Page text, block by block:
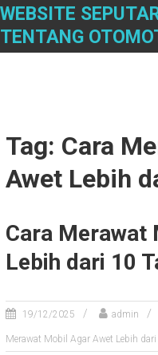
Skip
content
WEBSITE
TENTANG
Tag: Cara
Awet Lebih
Cara Merawat
Lebih dari 10
19/12/2025 admin
Merawat Mobil Agar Awet Lebih